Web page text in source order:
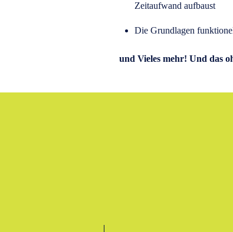
Zeitaufwand aufbaust
Die Grundlagen
und Vieles mehr! Und das